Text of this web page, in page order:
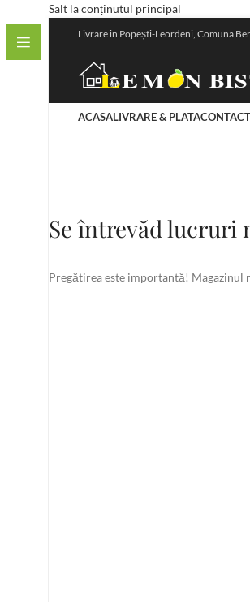
Salt la conținutul principal
Livrare in Popești-Leordeni, Comuna
ACASALIVRARE & PLATACONTACT
Se întrevăd lucruri
Pregătirea este importantă! Magazinul